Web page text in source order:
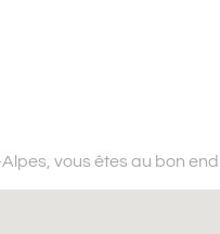
vous êtes au bon